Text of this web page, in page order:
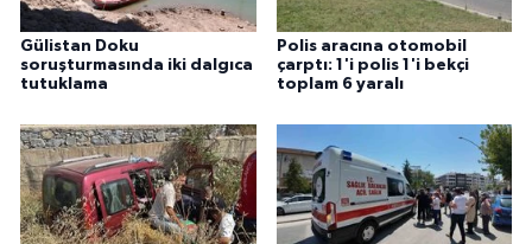
Gülistan Doku
soruşturmasında iki dalgıca
tutuklama
Polis aracına otomobil
çarptı: 1'i polis 1'i bekçi
toplam 6 yaralı